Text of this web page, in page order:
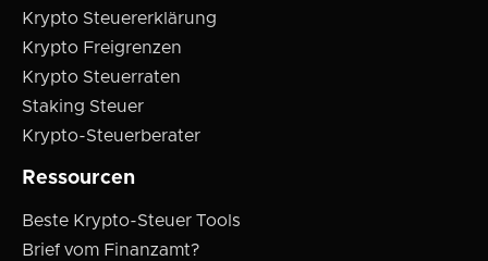
Krypto Steuererklärung
Krypto Freigrenzen
Krypto Steuerraten
Staking Steuer
Krypto-Steuerberater
Ressourcen
Beste Krypto-Steuer Tools
Brief vom Finanzamt?